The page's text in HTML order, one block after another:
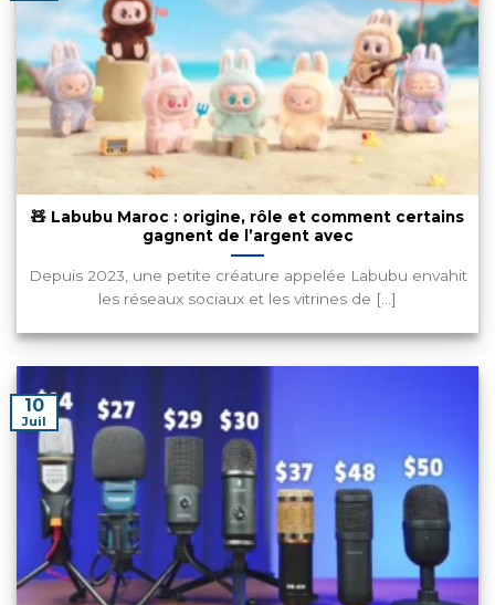
🧸 Labubu Maroc : origine, rôle et comment certains
gagnent de l’argent avec
Depuis 2023, une petite créature appelée Labubu envahit
les réseaux sociaux et les vitrines de [...]
10
Juil